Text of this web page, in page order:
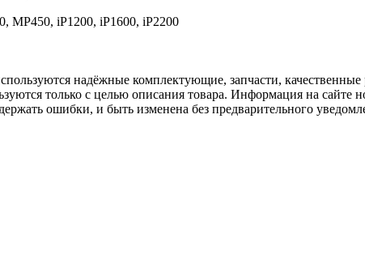
MP450, iP1200, iP1600, iP2200
надёжные комплектующие, запчасти,
только с целью описания товара. Информация на сайте
ошибки, и быть изменена без предварительного